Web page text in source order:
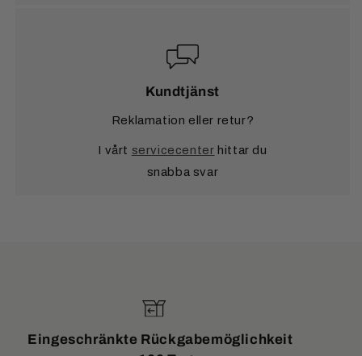
Kundtjänst
Reklamation eller retur?
I vårt servicecenter hittar du
snabba svar
Eingeschränkte Rückgabemöglichkeit